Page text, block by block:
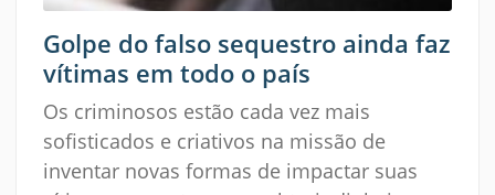
Golpe do falso sequestro ainda faz
vítimas em todo o país
Os criminosos estão cada vez mais
sofisticados e criativos na missão de
inventar novas formas de impactar suas